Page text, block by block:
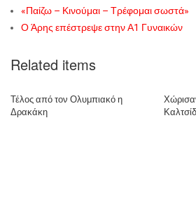
«Παίζω – Κινούμαι – Τρέφομαι σωστά»
Ο Άρης επέστρεψε στην Α1 Γυναικών
Related items
Τέλος από τον Ολυμπιακό η
Δρακάκη